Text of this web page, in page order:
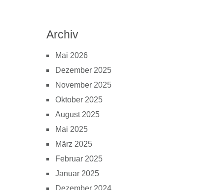
Archiv
Mai 2026
Dezember 2025
November 2025
Oktober 2025
August 2025
Mai 2025
März 2025
Februar 2025
Januar 2025